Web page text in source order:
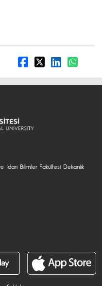
İdari Bilimler Fakültesi Dekanlık